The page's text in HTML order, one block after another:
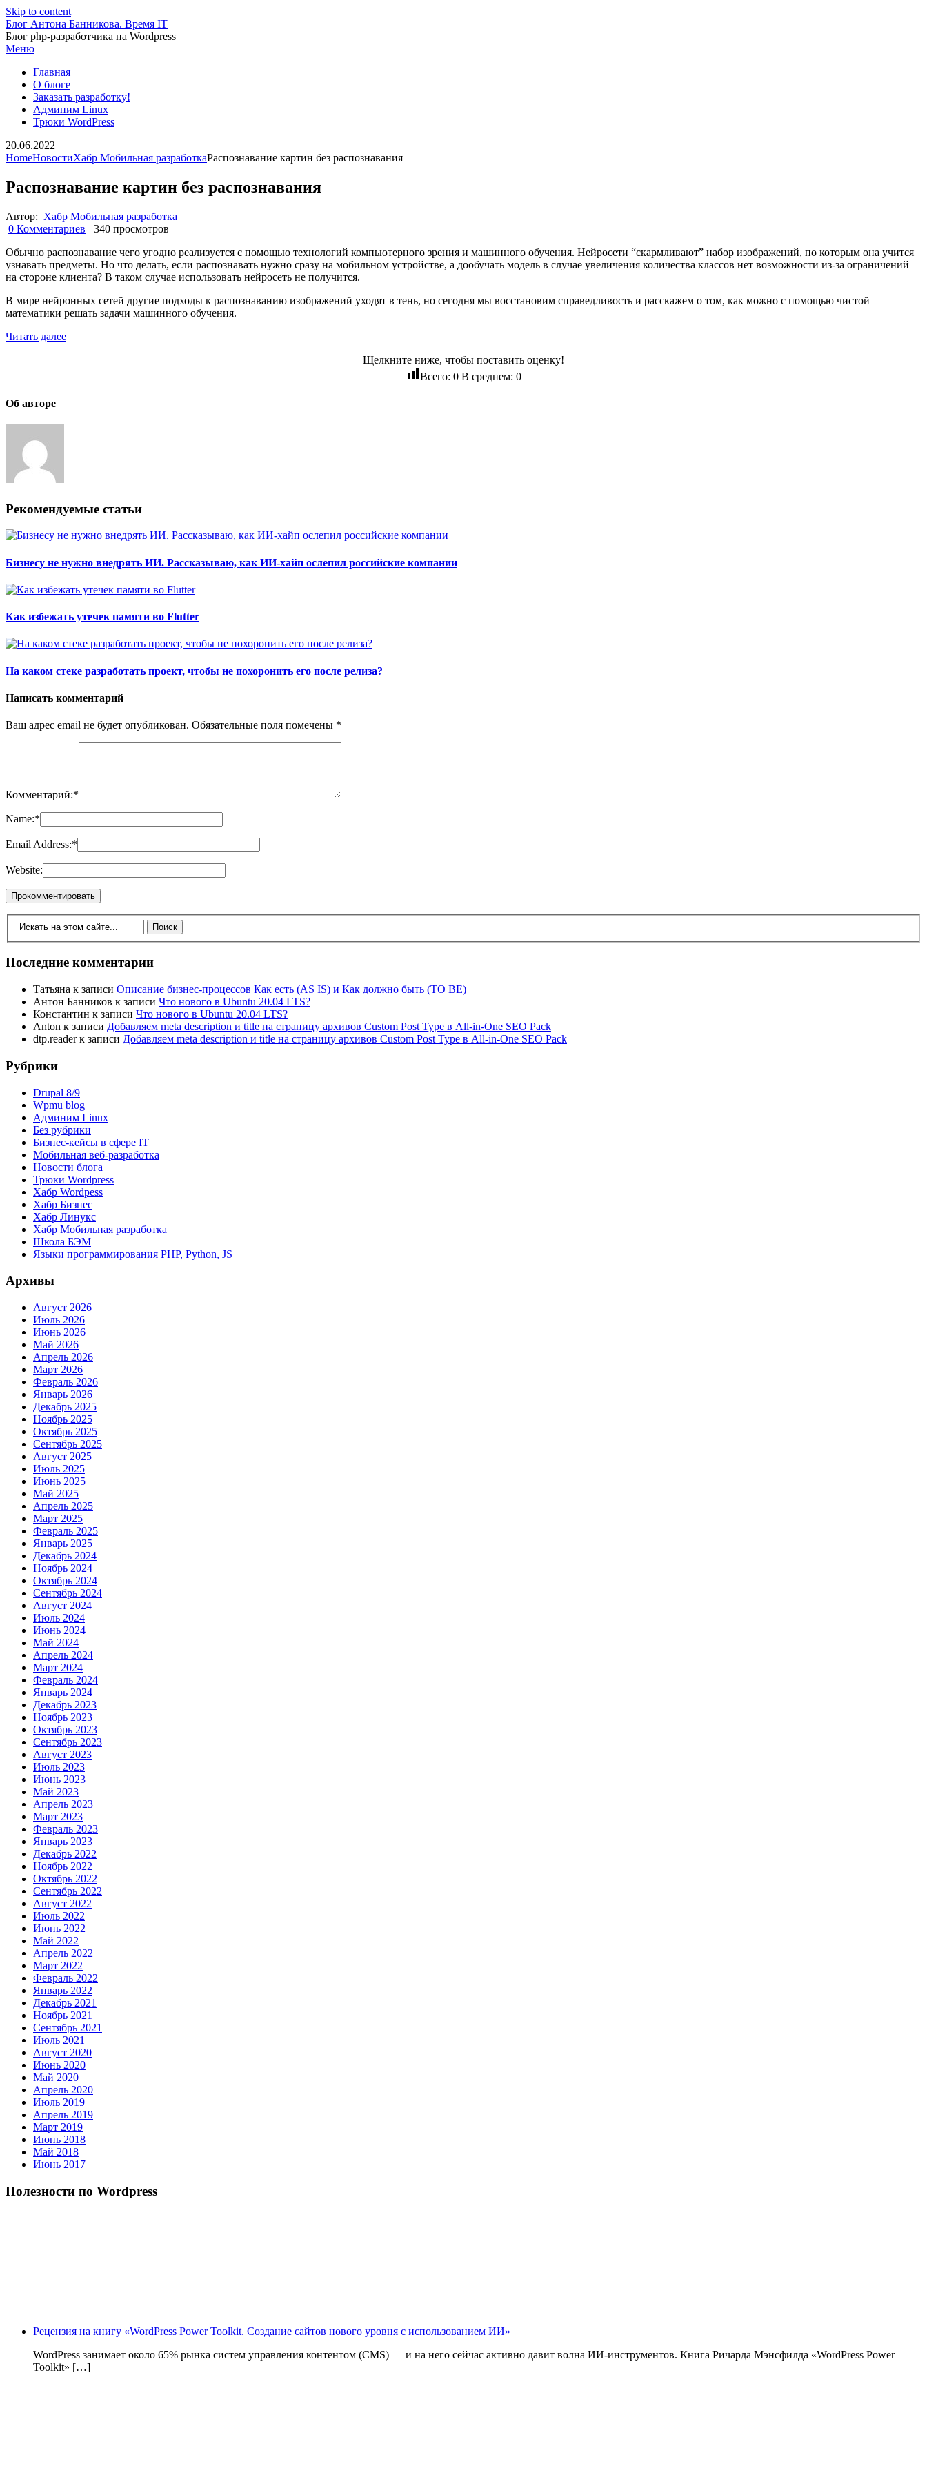
Skip to content
Блог Антона Банникова. Время IT
Блог php-разработчика на Wordpress
Меню
Главная
О блоге
Заказать разработку!
Админим Linux
Трюки WordPress
20.06.2022
HomeНовостиХабр Мобильная разработкаРаспознавание картин без распознавания
Распознавание картин без распознавания
Автор: Хабр Мобильная разработка
0 Комментариев
340 просмотров
Обычно распознавание чего угодно реализуется с помощью технологий компьютерного зрения и машинного обучения. Нейросети “скармливают” набор изображений, по которым она учится
узнавать предметы. Но что делать, если распознавать нужно сразу на мобильном устройстве, а дообучать модель в случае увеличения количества классов нет возможности из-за ограничений
на стороне клиента? В таком случае использовать нейросеть не получится.
В мире нейронных сетей другие подходы к распознаванию изображений уходят в тень, но сегодня мы восстановим справедливость и расскажем о том, как можно с помощью чистой
математики решать задачи машинного обучения.
Читать далее
Щелкните ниже, чтобы поставить оценку!
Всего: 0В среднем: 0
Об авторе
Рекомендуемые статьи
Бизнесу не нужно внедрять ИИ. Рассказываю, как ИИ-хайп ослепил российские компании
Как избежать утечек памяти во Flutter
На каком стеке разработать проект, чтобы не похоронить его после релиза?
Написать комментарий
Ваш адрес email не будет опубликован. Обязательные поля помечены *
Комментарий:*
Name:*
Email Address:*
Website:
Последние комментарии
Татьяна к записи Описание бизнес-процессов Как есть (AS IS) и Как должно быть (TO BE)
Антон Банников к записи Что нового в Ubuntu 20.04 LTS?
Константин к записи Что нового в Ubuntu 20.04 LTS?
Anton к записи Добавляем meta description и title на страницу архивов Custom Post Type в All-in-One SEO Pack
dtp.readerк записи Добавляем meta description и title на страницу архивов Custom Post Type в All-in-One SEO Pack
Рубрики
Drupal 8/9
Wpmu blog
Админим Linux
Без рубрики
Бизнес-кейсы в сфере IT
Мобильная веб-разработка
Новости блога
Трюки Wordpress
Хабр Wordpess
Хабр Бизнес
Хабр Линукс
Хабр Мобильная разработка
Школа БЭМ
Языки программирования PHP, Python, JS
Архивы
Август 2026
Июль 2026
Июнь 2026
Май 2026
Апрель 2026
Март 2026
Февраль 2026
Январь 2026
Декабрь 2025
Ноябрь 2025
Октябрь 2025
Сентябрь 2025
Август 2025
Июль 2025
Июнь 2025
Май 2025
Апрель 2025
Март 2025
Февраль 2025
Январь 2025
Декабрь 2024
Ноябрь 2024
Октябрь 2024
Сентябрь 2024
Август 2024
Июль 2024
Июнь 2024
Май 2024
Апрель 2024
Март 2024
Февраль 2024
Январь 2024
Декабрь 2023
Ноябрь 2023
Октябрь 2023
Сентябрь 2023
Август 2023
Июль 2023
Июнь 2023
Май 2023
Апрель 2023
Март 2023
Февраль 2023
Январь 2023
Декабрь 2022
Ноябрь 2022
Октябрь 2022
Сентябрь 2022
Август 2022
Июль 2022
Июнь 2022
Май 2022
Апрель 2022
Март 2022
Февраль 2022
Январь 2022
Декабрь 2021
Ноябрь 2021
Сентябрь 2021
Июль 2021
Август 2020
Июнь 2020
Май 2020
Апрель 2020
Июль 2019
Апрель 2019
Март 2019
Июнь 2018
Май 2018
Июнь 2017
Полезности по Wordpress
Рецензия на книгу «WordPress Power Toolkit. Создание сайтов нового уровня с использованием ИИ»
WordPress занимает около 65% рынка систем управления контентом (CMS) — и на него сейчас активно давит волна ИИ‑инструментов. Книга Ричарда Мэнсфилда «WordPress Power
Toolkit» […]